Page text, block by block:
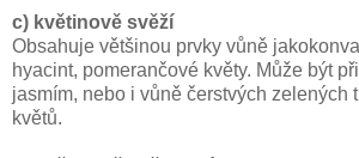
c) květinově svěží
Obsahuje většinou prvky vůně
hyacint, pomerančové květy. Může být
jasmím, nebo i vůně čerstvých zelených
květů.